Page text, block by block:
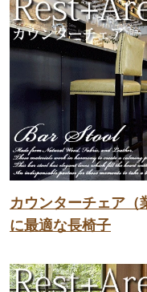
カウンターチェア（
に最適な長椅子